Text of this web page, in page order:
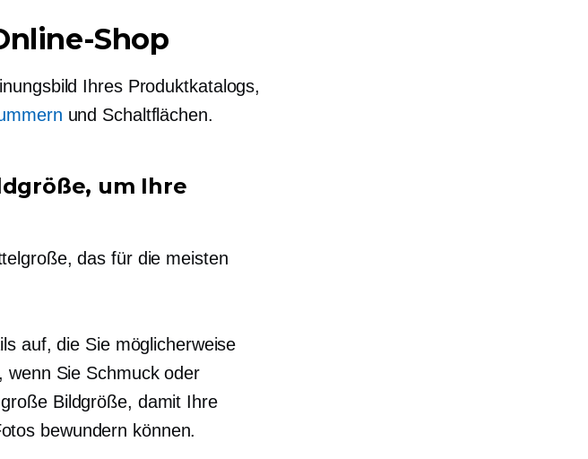
Shop
Ihres Produktkatalogs,
und Schaltflächen.
um Ihre
das für die meisten
auf, die Sie möglicherweise
wenn Sie Schmuck oder
Bildgröße, damit Ihre
bewundern können.